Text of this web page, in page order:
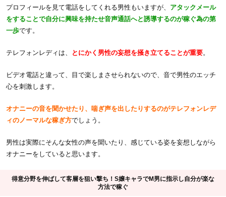
プロフィールを見て電話をしてくれる男性もいますが、 アタックメール
をすることで自分に興味を持たせ音声通話へと誘導するのが稼ぐ為の第
一歩です。
テレフォンレディは、 とにかく男性の妄想を掻き立てることが重要。
ビデオ電話と違って、目で楽しまさせられないので、音で男性のエッチ
心を刺激します。
オナニーの音を聞かせたり、喘ぎ声を出したりするのがテレフォンレデ
ィのノーマルな稼ぎ方でしょう。
男性は実際にそんな女性の声を聞いたり、感じている姿を妄想しながら
オナニーをしていると思います。
得意分野を伸ばして客層を狙い撃ち！S嬢キャラでM男に指示し自分が楽な
方法で稼ぐ